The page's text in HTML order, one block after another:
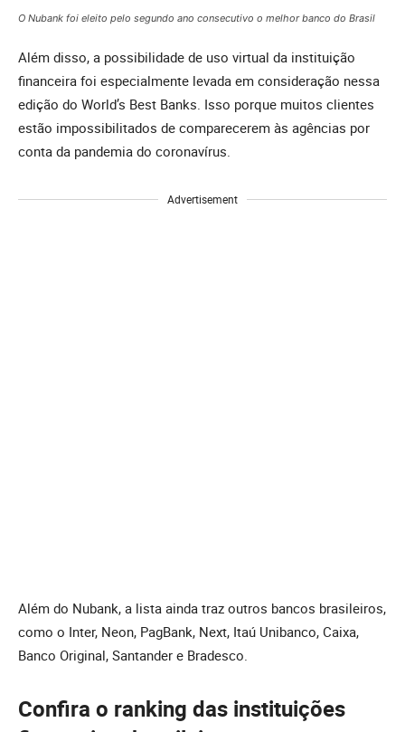
O Nubank foi eleito pelo segundo ano consecutivo o melhor banco do Brasil
Além disso, a possibilidade de uso virtual da instituição
financeira foi especialmente levada em consideração nessa
edição do World’s Best Banks. Isso porque muitos clientes
estão impossibilitados de comparecerem às agências por
conta da pandemia do coronavírus.
Advertisement
Além do Nubank, a lista ainda traz outros bancos brasileiros,
como o Inter, Neon, PagBank, Next, Itaú Unibanco, Caixa,
Banco Original, Santander e Bradesco.
Confira o ranking das instituições